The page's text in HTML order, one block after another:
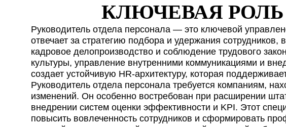
КЛЮЧЕВАЯ
Руководитель отдела персонала — это ключевой
отвечает за стратегию подбора и удержания
кадровое делопроизводство и соблюдение трудового
культуры, управление внутренними коммуникациями и
создает устойчивую HR-архитектуру, которая
Руководитель отдела персонала требуется компаниям,
изменений. Он особенно востребован при расширении
внедрении систем оценки эффективности и KPI. Этот
повысить вовлеченность сотрудников и сформировать